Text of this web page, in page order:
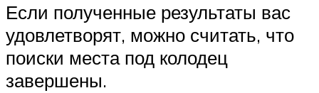
Если полученные результаты вас
удовлетворят, можно считать, что
поиски места под колодец
завершены.